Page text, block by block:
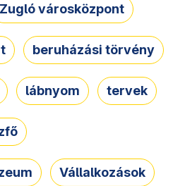
Zugló városközpont
beruházási törvény
lábnyom tervek
Vállalkozások